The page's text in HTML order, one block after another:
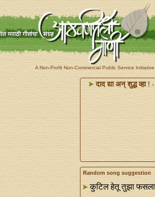
A Non-Profit Non-Commercial Public Service
दाद द्या अन्‌ शुद्ध व्हा ! -
Random song suggestion
कुटिल हेतू तुझा फसला